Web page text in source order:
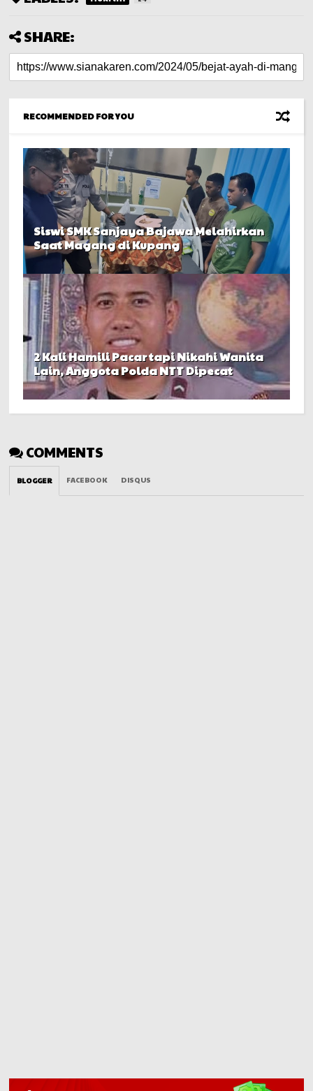
SHARE:
RECOMMENDED FOR YOU
Siswi SMK Sanjaya Bajawa Melahirkan
Saat Magang di Kupang
2 Kali Hamili Pacar tapi Nikahi Wanita
Lain, Anggota Polda NTT Dipecat
COMMENTS
BLOGGER FACEBOOK DISQUS